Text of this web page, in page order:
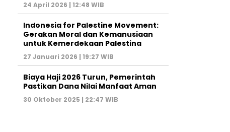
24 April 2026 | 12:48 WIB
Indonesia for Palestine Movement:
Gerakan Moral dan Kemanusiaan
untuk Kemerdekaan Palestina
27 Januari 2026 | 19:27 WIB
Biaya Haji 2026 Turun, Pemerintah
Pastikan Dana Nilai Manfaat Aman
30 Oktober 2025 | 22:47 WIB